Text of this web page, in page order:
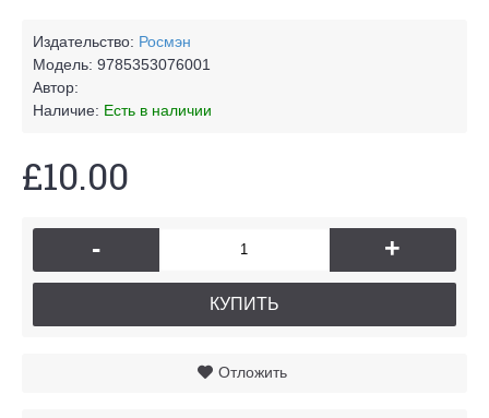
Издательство: Росмэн
Модель: 9785353076001
Автор:
Наличие: Есть в наличии
£10.00
- +
КУПИТЬ
Отложить